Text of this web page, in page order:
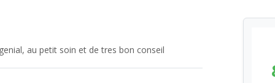
au petit soin et de tres bon conseil